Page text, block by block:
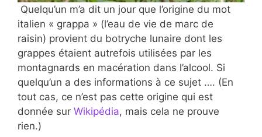
Quelqu’un m’a dit un jour que l’origine du mot
italien « grappa » (l’eau de vie de marc de
raisin) provient du botryche lunaire dont les
grappes étaient autrefois utilisées par les
montagnards en macération dans l’alcool. Si
quelqu’un a des informations à ce sujet …. (En
tout cas, ce n’est pas cette origine qui est
donnée sur Wikipédia, mais cela ne prouve
rien.)